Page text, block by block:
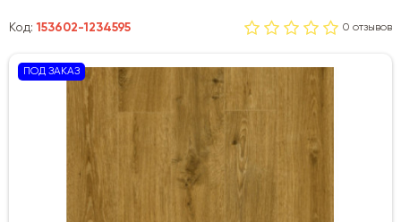
Код:153602-1234595 0 отзывов
ПОД ЗАКАЗ